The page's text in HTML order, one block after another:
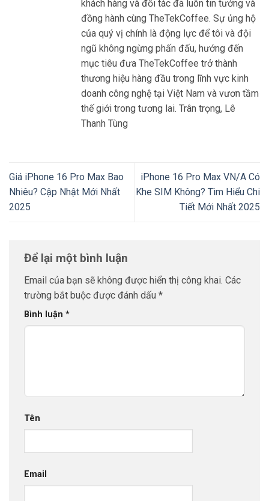
khách hàng và đối tác đã luôn tin tưởng và
đồng hành cùng TheTekCoffee. Sự ủng hộ
của quý vị chính là động lực để tôi và đội
ngũ không ngừng phấn đấu, hướng đến
mục tiêu đưa TheTekCoffee trở thành
thương hiệu hàng đầu trong lĩnh vực kinh
doanh công nghệ tại Việt Nam và vươn tầm
thế giới trong tương lai. Trân trọng, Lê
Thanh Tùng
Giá iPhone 16 Pro Max Bao
Nhiêu? Cập Nhật Mới Nhất
2025
iPhone 16 Pro Max VN/A Có
Khe SIM Không? Tìm Hiểu Chi
Tiết Mới Nhất 2025
Để lại một bình luận
Email của bạn sẽ không được hiển thị công khai. Các
trường bắt buộc được đánh dấu *
Bình luận *
Tên
Email